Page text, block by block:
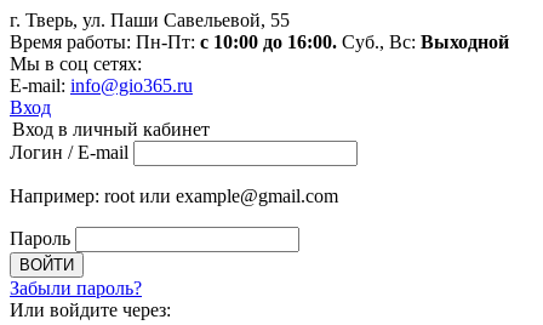
г. Тверь, ул. Паши Савельевой, 55
Время работы: Пн-Пт: с 10:00 до 16:00. Суб., Вс: Выходной
Мы в соц сетях:
E-mail: info@gio365.ru
Вход
Вход в личный кабинет
Логин / E-mail
Например: root или example@gmail.com
Пароль
Забыли пароль?
Или войдите через: